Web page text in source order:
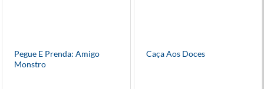
Pegue E Prenda: Amigo
Monstro
Caça Aos Doces